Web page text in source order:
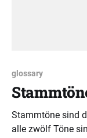
glossary
Stammtöne sind
alle zwölf Töne